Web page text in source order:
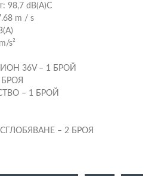
98,7 dB(A)С
m / s
s²
36V – 1 БРОЙ
БРОЯ
– 1 БРОЙ
– 2 БРОЯ